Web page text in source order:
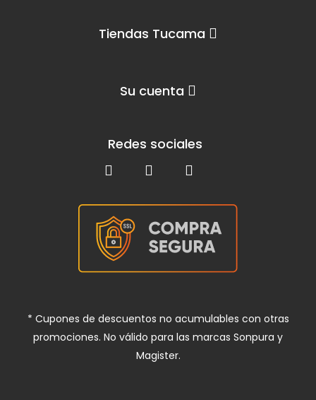
Tiendas Tucama
Su cuenta
Redes sociales
* Cupones de descuentos no acumulables con otras
promociones. No válido para las marcas Sonpura y
Magister.